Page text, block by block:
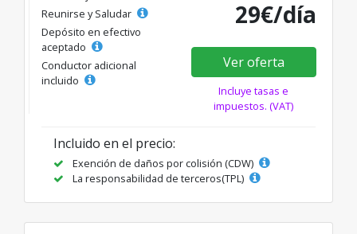
Reunirse y Saludar
Depósito en efectivo
aceptado
Conductor adicional
incluido
29€/día
Ver oferta
Incluye tasas e
impuestos. (VAT)
Incluido en el precio:
Exención de daños por colisión (CDW)
La responsabilidad de terceros(TPL)